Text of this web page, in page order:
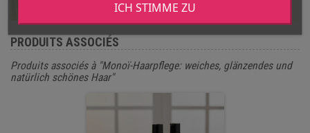
ICH STIMME ZU
PRODUITS ASSOCIÉS
Produits associés à "Monoï-Haarpflege: weiches, glänzendes und
natürlich schönes Haar"